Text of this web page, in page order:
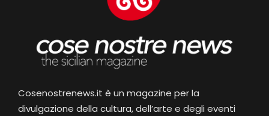
Cosenostrenews.it è un magazine per la
divulgazione della cultura, dell’arte e degli eventi